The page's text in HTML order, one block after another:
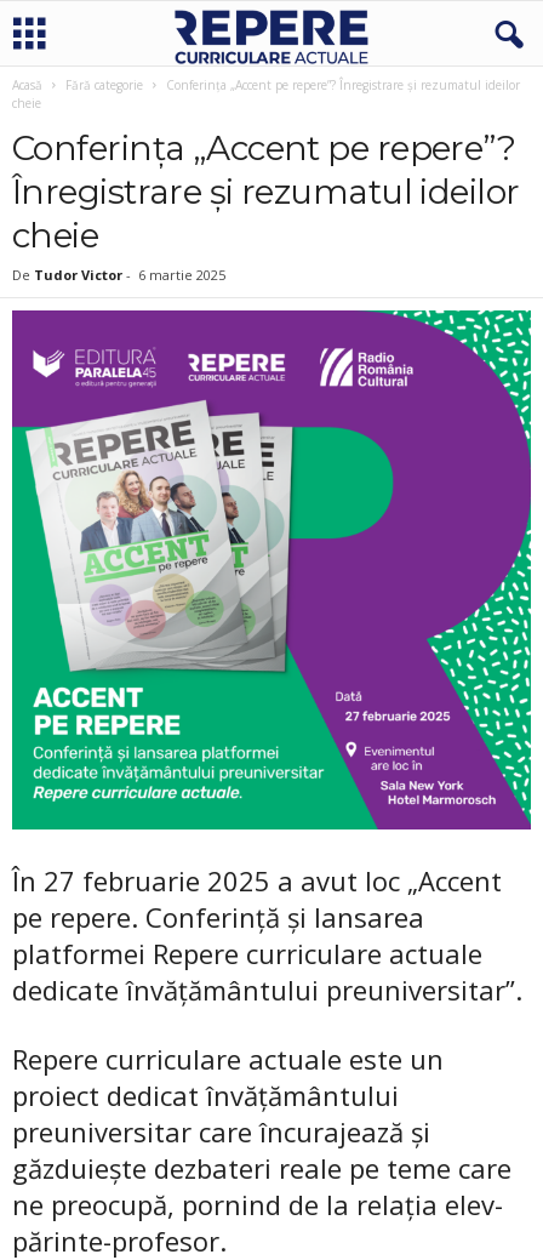
Acasă Fără categorie
Conferința „Accent pe repere”? Înregistrare și rezumatul ideilor
cheie
Conferința „Accent pe repere”?
Înregistrare și rezumatul ideilor
cheie
De Tudor Victor - 6 martie 2025
În 27 februarie 2025 a avut loc „Accent
pe repere. Conferință și lansarea
platformei Repere curriculare actuale
dedicate învățământului preuniversitar”.
Repere curriculare actuale este un
proiect dedicat învățământului
preuniversitar care încurajează și
găzduiește dezbateri reale pe teme care
ne preocupă, pornind de la relația elev-
părinte-profesor.